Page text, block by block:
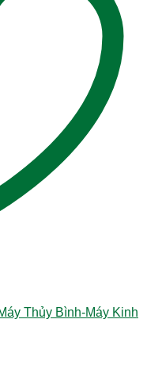
Thủy Bình-Máy Kinh